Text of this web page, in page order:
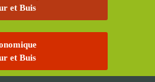
et Buis
et Buis